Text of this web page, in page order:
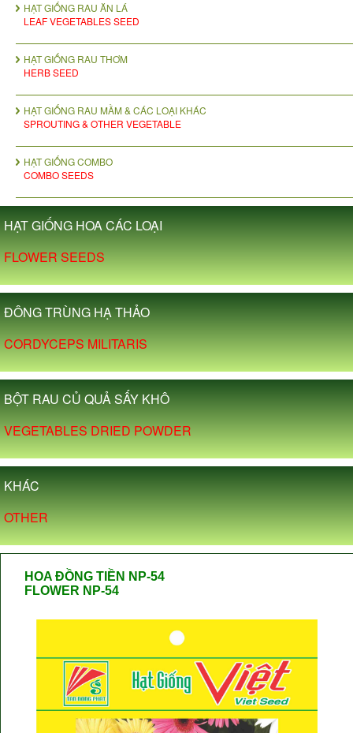
HẠT GIỐNG RAU ĂN LÁ
LEAF VEGETABLES SEED
HẠT GIỐNG RAU THƠM
HERB SEED
HẠT GIỐNG RAU MẦM & CÁC LOẠI KHÁC
SPROUTING & OTHER VEGETABLE
HẠT GIỐNG COMBO
COMBO SEEDS
HẠT GIỐNG HOA CÁC LOẠI
FLOWER SEEDS
ĐÔNG TRÙNG HẠ THẢO
CORDYCEPS MILITARIS
BỘT RAU CỦ QUẢ SẤY KHÔ
VEGETABLES DRIED POWDER
KHÁC
OTHER
HOA ĐỒNG TIỀN NP-54
FLOWER NP-54